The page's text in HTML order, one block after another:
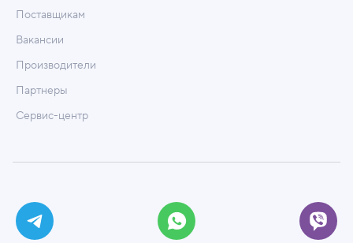
Поставщикам
Вакансии
Производители
Партнеры
Сервис-центр